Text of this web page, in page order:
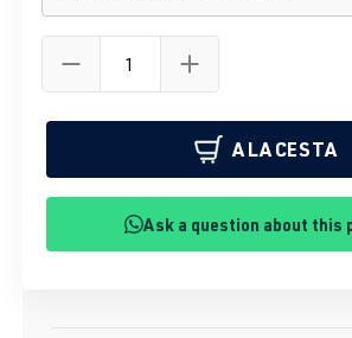
A LA CESTA
Ask a question about this